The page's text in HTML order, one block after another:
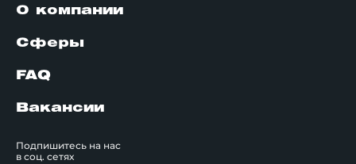
О компании
Сферы
FAQ
Вакансии
Подпишитесь на нас
в соц. сетях